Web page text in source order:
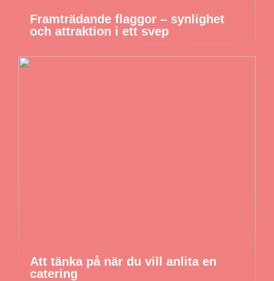
Framträdande flaggor – synlighet
och attraktion i ett svep
Att tänka på när du vill anlita en
catering